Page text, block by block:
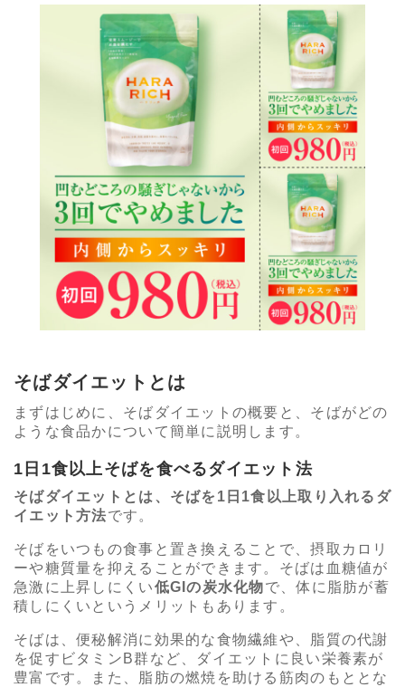
そばダイエットとは
まずはじめに、そばダイエットの概要と、そばがどの
ような食品かについて簡単に説明します。
1日1食以上そばを食べるダイエット法
そばダイエットとは、そばを1日1食以上取り入れるダ
イエット方法です。
そばをいつもの食事と置き換えることで、摂取カロリ
ーや糖質量を抑えることができます。そばは血糖値が
急激に上昇しにくい低GIの炭水化物で、体に脂肪が蓄
積しにくいというメリットもあります。
そばは、便秘解消に効果的な食物繊維や、脂質の代謝
を促すビタミンB群など、ダイエットに良い栄養素が
豊富です。また、脂肪の燃焼を助ける筋肉のもととな